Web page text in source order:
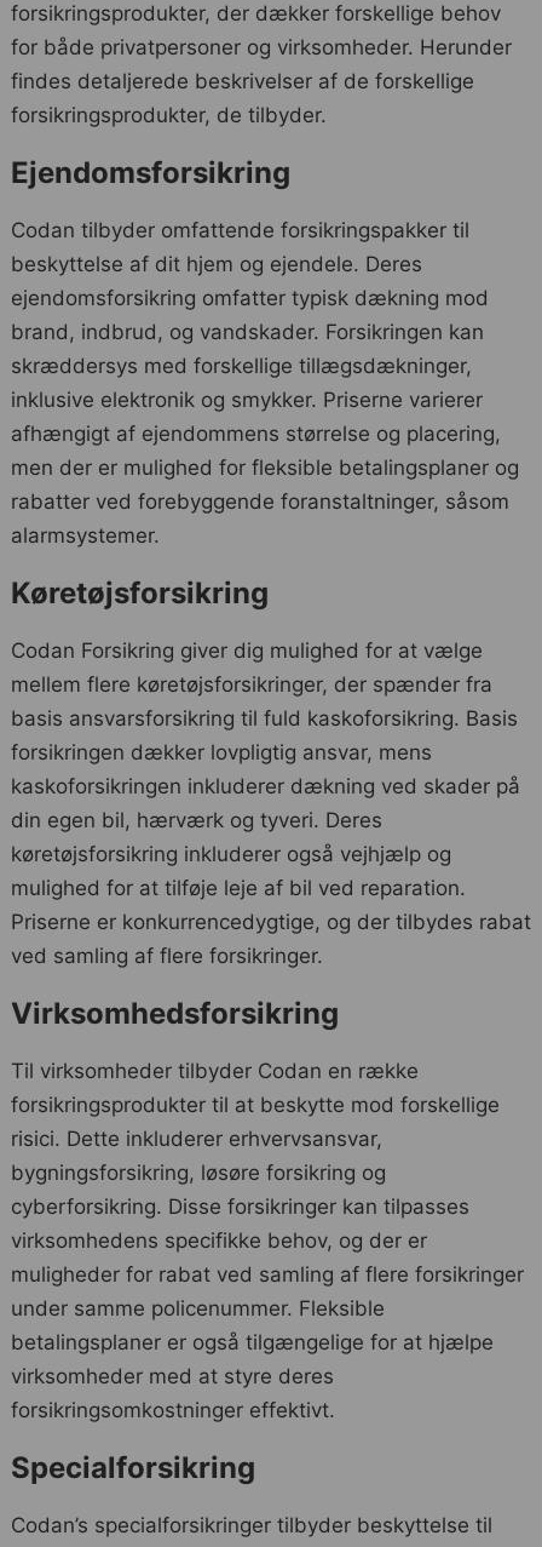
forsikringsprodukter, der dækker forskellige behov
for både privatpersoner og virksomheder. Herunder
findes detaljerede beskrivelser af de forskellige
forsikringsprodukter, de tilbyder.
Ejendomsforsikring
Codan tilbyder omfattende forsikringspakker til
beskyttelse af dit hjem og ejendele. Deres
ejendomsforsikring omfatter typisk dækning mod
brand, indbrud, og vandskader. Forsikringen kan
skræddersys med forskellige tillægsdækninger,
inklusive elektronik og smykker. Priserne varierer
afhængigt af ejendommens størrelse og placering,
men der er mulighed for fleksible betalingsplaner og
rabatter ved forebyggende foranstaltninger, såsom
alarmsystemer.
Køretøjsforsikring
Codan Forsikring giver dig mulighed for at vælge
mellem flere køretøjsforsikringer, der spænder fra
basis ansvarsforsikring til fuld kaskoforsikring. Basis
forsikringen dækker lovpligtig ansvar, mens
kaskoforsikringen inkluderer dækning ved skader på
din egen bil, hærværk og tyveri. Deres
køretøjsforsikring inkluderer også vejhjælp og
mulighed for at tilføje leje af bil ved reparation.
Priserne er konkurrencedygtige, og der tilbydes rabat
ved samling af flere forsikringer.
Virksomhedsforsikring
Til virksomheder tilbyder Codan en række
forsikringsprodukter til at beskytte mod forskellige
risici. Dette inkluderer erhvervsansvar,
bygningsforsikring, løsøre forsikring og
cyberforsikring. Disse forsikringer kan tilpasses
virksomhedens specifikke behov, og der er
muligheder for rabat ved samling af flere forsikringer
under samme policenummer. Fleksible
betalingsplaner er også tilgængelige for at hjælpe
virksomheder med at styre deres
forsikringsomkostninger effektivt.
Specialforsikring
Codan’s specialforsikringer tilbyder beskyttelse til